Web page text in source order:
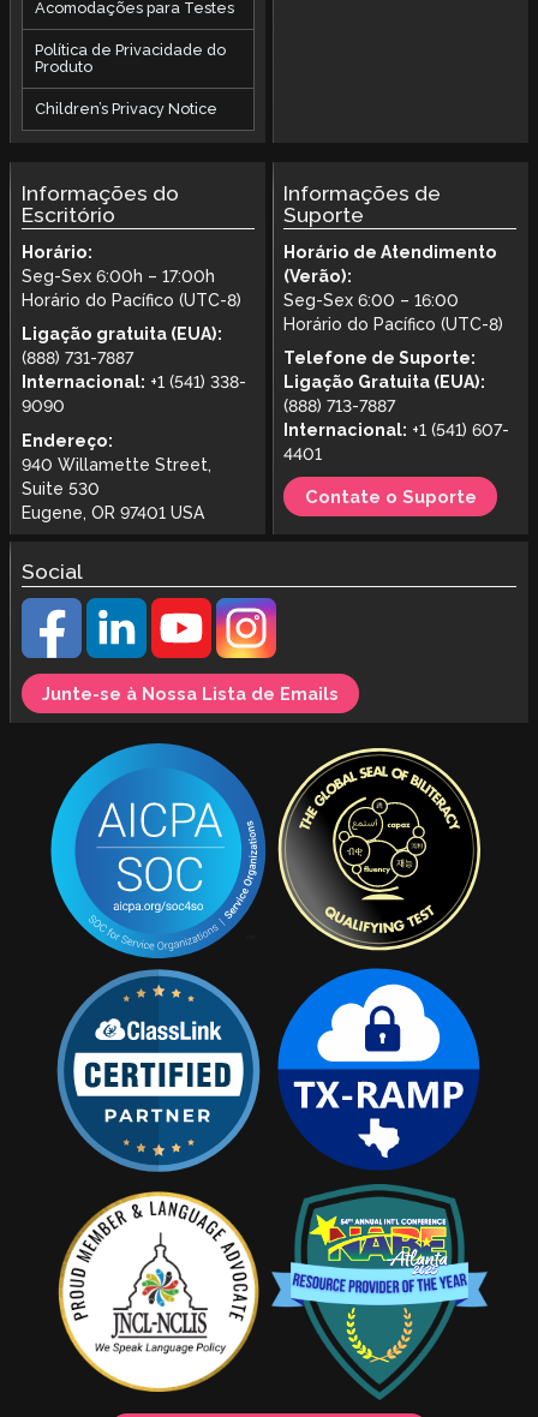
Acomodações para Testes
Política de Privacidade do
Produto
Children’s Privacy Notice
Informações do
Escritório
Horário:
Seg-Sex 6:00h – 17:00h
Horário do Pacífico (UTC-8)
Ligação gratuita (EUA):
(888) 731-7887
Internacional: +1 (541) 338-
9090
Endereço:
940 Willamette Street,
Suite 530
Eugene, OR 97401 USA
Informações de
Suporte
Horário de Atendimento
(Verão):
Seg-Sex 6:00 – 16:00
Horário do Pacífico (UTC-8)
Telefone de Suporte:
Ligação Gratuita (EUA):
(888) 713-7887
Internacional: +1 (541) 607-
4401
Contate o Suporte
Social
Junte-se à Nossa Lista de Emails